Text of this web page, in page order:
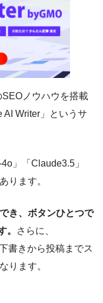
ノウハウを搭載
AI Writer」というサ
」「Claude3.5」
ります。
き、ボタンひとつで
。
さらに、
書きから投稿までス
ります。